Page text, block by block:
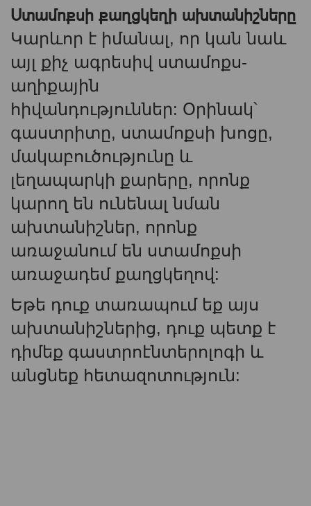
Ստամոքսի քաղցկեղի ախտանիշները
Կարևոր է իմանալ, որ կան նաև
այլ քիչ ագրեսիվ ստամոքս-
աղիքային
հիվանդություններ: Օրինակ՝
գաստրիտը, ստամոքսի խոցը,
մակաբուծությունը և
լեղապարկի քարերը, որոնք
կարող են ունենալ նման
ախտանիշներ, որոնք
առաջանում են ստամոքսի
առաջադեմ քաղցկեղով:
Եթե ​​դուք տառապում եք այս
ախտանիշներից, դուք պետք է
դիմեք գաստրոէնտերոլոգի և
անցնեք հետազոտություն: